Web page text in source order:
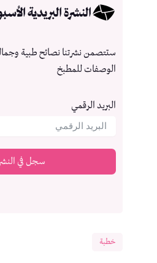
النشرة البريدية
ستتصمن نشرتنا نصائح طبية
الوصفات للمطبخ
البريد الرقمي
سجل في
خطبة